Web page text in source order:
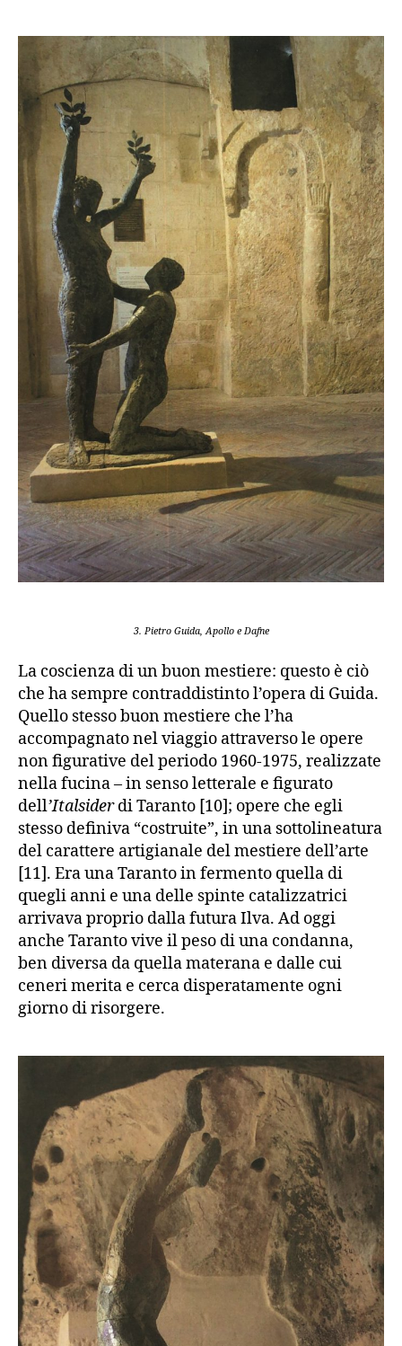
3. Pietro Guida, Apollo e Dafne
La coscienza di un buon mestiere: questo è ciò
che ha sempre contraddistinto l’opera di Guida.
Quello stesso buon mestiere che l’ha
accompagnato nel viaggio attraverso le opere
non figurative del periodo 1960-1975, realizzate
nella fucina – in senso letterale e figurato
dell’Italsiderdi Taranto [10]; opere che egli
stesso definiva “costruite”, in una sottolineatura
del carattere artigianale del mestiere dell’arte
[11]. Era una Taranto in fermento quella di
quegli anni e una delle spinte catalizzatrici
arrivava proprio dalla futura Ilva. Ad oggi
anche Taranto vive il peso di una condanna,
ben diversa da quella materana e dalle cui
ceneri merita e cerca disperatamente ogni
giorno di risorgere.